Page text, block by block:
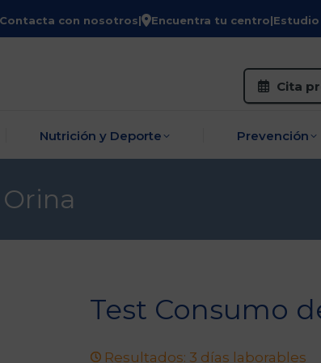
Contacta con nosotros| Encuentra tu centro|Estudio
Cita
Nutrición y Deporte Prevención
Test Consumo
Resultados: 3 días laborables
Nutrición y Deporte